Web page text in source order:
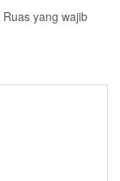
Ruas yang wajib